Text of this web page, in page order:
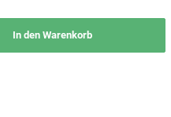
In den Warenkorb